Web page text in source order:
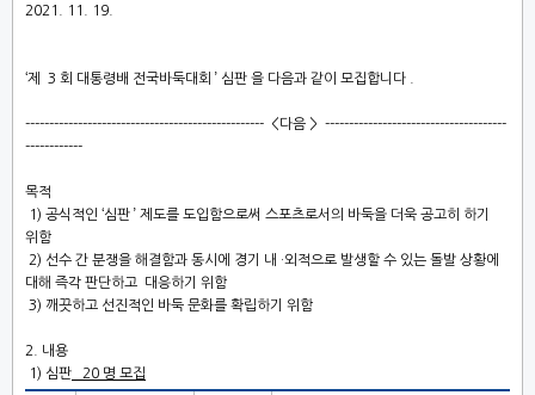
2021. 11. 19.
‘제 3 회 대통령배 전국바둑대회 ’ 심판 을 다음과 같이 모집합니다
-------------------------------------------------- <다음 > --------------------------------------
------------
목적
1) 공식적인 ‘심판 ’ 제도를 도입함으로써 스포츠로서의 바둑을 더욱 공고히 하기
위함
2) 선수 간 분쟁을 해결함과 동시에 경기 내 ·외적으로 발생할 수 있는 돌발 상황에
대해 즉각 판단하고 대응하기 위함
3) 깨끗하고 선진적인 바둑 문화를 확립하기 위함
2. 내용
1) 심판 20 명 모집